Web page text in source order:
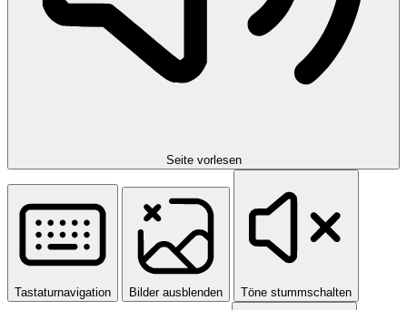
Seite vorlesen
Tastaturnavigation Bilder ausblenden Töne stummschalten